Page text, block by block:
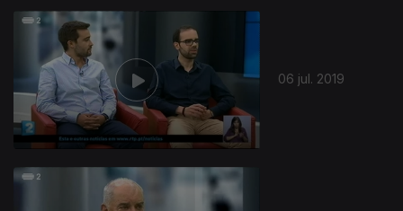
06 jul. 2019
415704